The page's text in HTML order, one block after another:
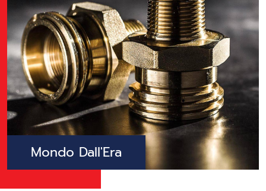
Mondo Dall'Era